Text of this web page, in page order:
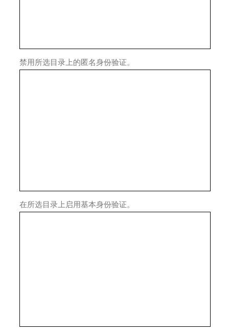
禁用所选目录上的匿名身份验证。
在所选目录上启用基本身份验证。